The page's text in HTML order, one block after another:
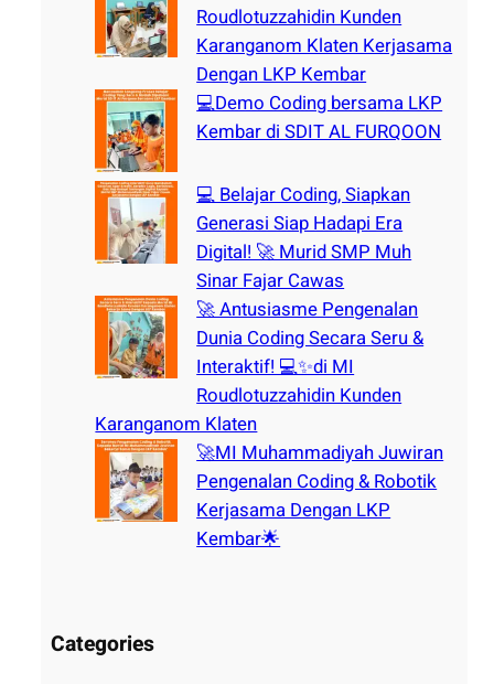
Roudlotuzzahidin Kunden
Karanganom Klaten Kerjasama
Dengan LKP Kembar
💻Demo Coding bersama LKP
Kembar di SDIT AL FURQOON
💻 Belajar Coding, Siapkan
Generasi Siap Hadapi Era
Digital! 🚀 Murid SMP Muh
Sinar Fajar Cawas
🚀 Antusiasme Pengenalan
Dunia Coding Secara Seru &
Interaktif! 💻✨di MI
Roudlotuzzahidin Kunden
Karanganom Klaten
🚀MI Muhammadiyah Juwiran
Pengenalan Coding & Robotik
Kerjasama Dengan LKP
Kembar🌟
Categories